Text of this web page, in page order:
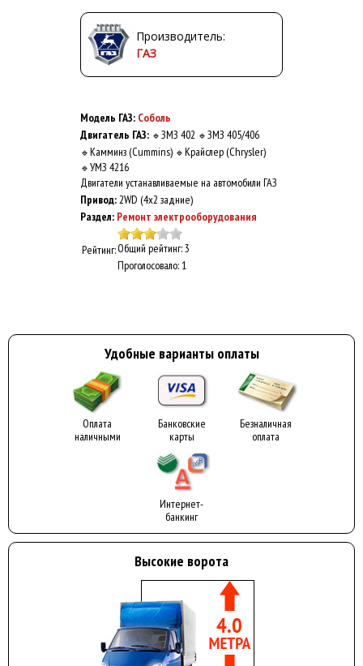
Производитель:
ГАЗ
Модель ГАЗ: Соболь
Двигатель ГАЗ: 🔹 ЗМЗ 402 🔹 ЗМЗ 405/406
🔹 Камминз (Cummins) 🔹 Крайслер (Chrysler)
🔹 УМЗ 4216
Двигатели устанавливаемые на автомобили ГАЗ
Привод:2WD (4x2 задние)
Раздел: Ремонт электрооборудования
Рейтинг:Общий рейтинг: 3
Проголосовало: 1
Удобные варианты оплаты
Оплата
наличными
Банковские
карты
Безналичная
оплата
Интернет-
банкинг
Высокие ворота